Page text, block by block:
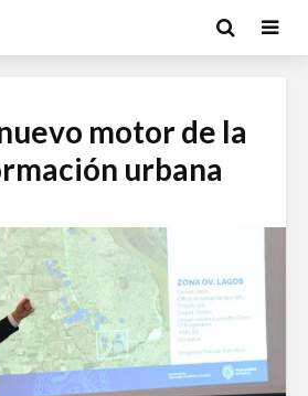
motor de la
urbana